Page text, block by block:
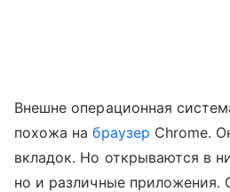
Внешне операционная
похожа набраузер Chrome.
вкладок. Но открываются в
но и различные приложения.